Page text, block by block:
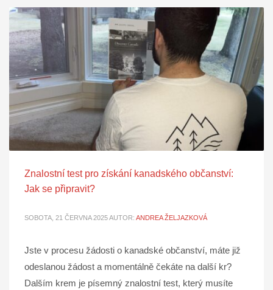
Znalostní test pro získání kanadského občanství:
Jak se připravit?
SOBOTA, 21 ČERVNA 2025AUTOR: ANDREA ŽELJAZKOVÁ
Jste v procesu žádosti o kanadské občanství, máte již
odeslanou žádost a momentálně čekáte na další kr?
Dalším krem je písemný znalostní test, který musíte